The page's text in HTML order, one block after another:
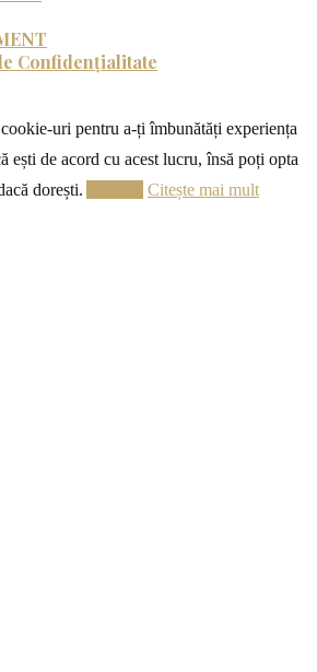
Confidențialitate
uri pentru a-ți îmbunătăți experiența
ești de acord cu acest lucru, însă poți opta
dorești.
Citește mai mult